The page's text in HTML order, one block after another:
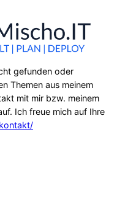
gefunden oder
Themen aus meinem
mit mir bzw. meinem
Ich freue mich auf Ihre